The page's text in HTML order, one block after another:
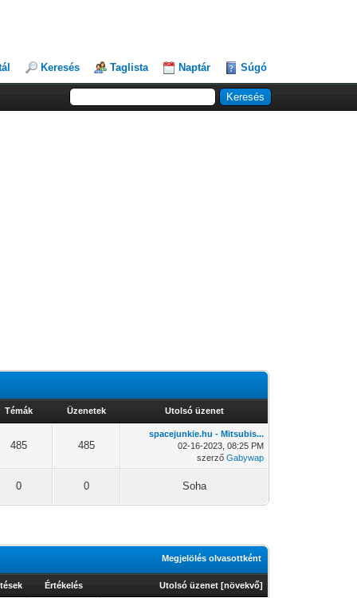
Keresés Taglista Naptár Súgó
Témák Üzenetek Utolsó üzenet
485 485
spacejunkie.hu - Mitsubis...
02-16-2023, 08:25 PM
szerzőGabywap
0 0 Soha
Megjelölés olvasottként
Értékelés Utolsó üzenet [növekvő]